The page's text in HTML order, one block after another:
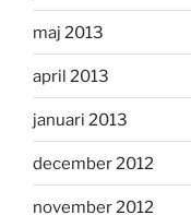
maj 2013
april 2013
januari 2013
december 2012
november 2012